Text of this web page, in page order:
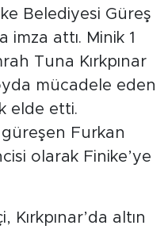
Belediyesi Güreş
imza attı. Minik 1
Tuna Kırkpınar
mücadele eden
elde etti.
Furkan
olarak Finike’ye
altın